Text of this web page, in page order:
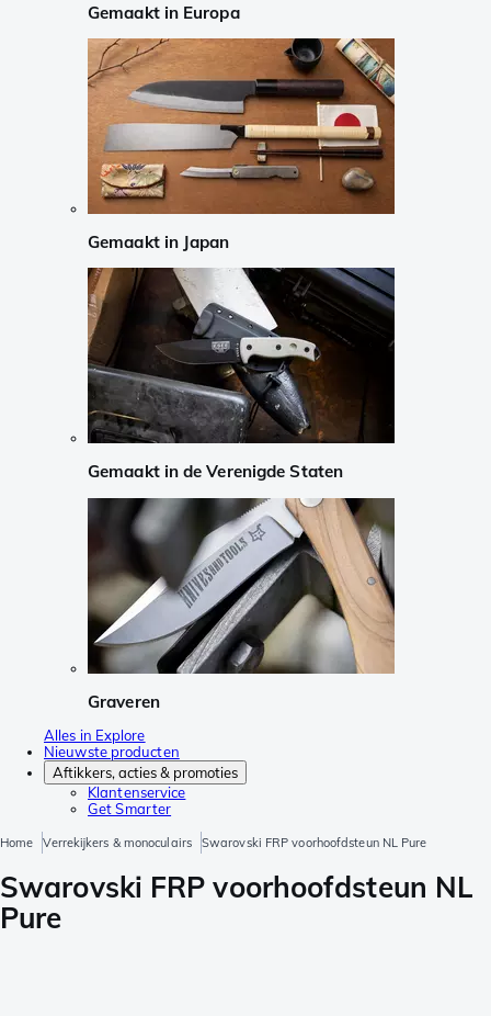
Gemaakt in Europa
Gemaakt in Japan
Gemaakt in de Verenigde Staten
Graveren
Alles in Explore
Nieuwste producten
Aftikkers, acties & promoties
Klantenservice
Get Smarter
Home Verrekijkers & monoculairs Swarovski FRP voorhoofdsteun NL Pure
Swarovski FRP voorhoofdsteun NL
Pure